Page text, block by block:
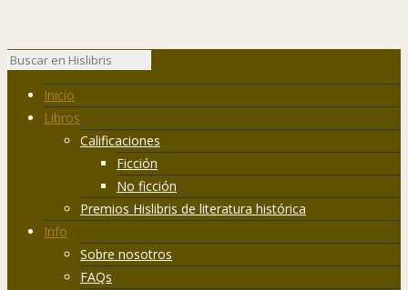
Inicio
Libros
Calificaciones
Ficción
No ficción
Premios Hislibris de literatura histórica
Info
Sobre nosotros
FAQs